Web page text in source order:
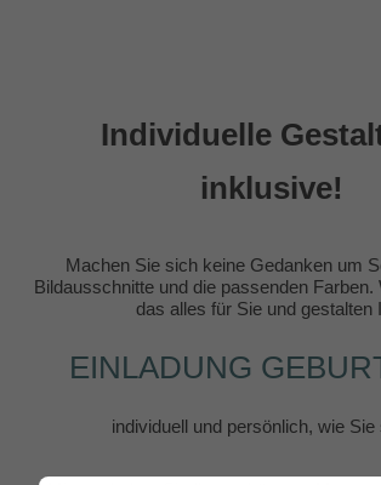
Individuelle
inklusive!
Machen Sie sich keine Gedanken um
Bildausschnitte und die passenden Farben.
das alles für Sie und gestalten
EINLADUNG
individuell und persönlich, wie Sie